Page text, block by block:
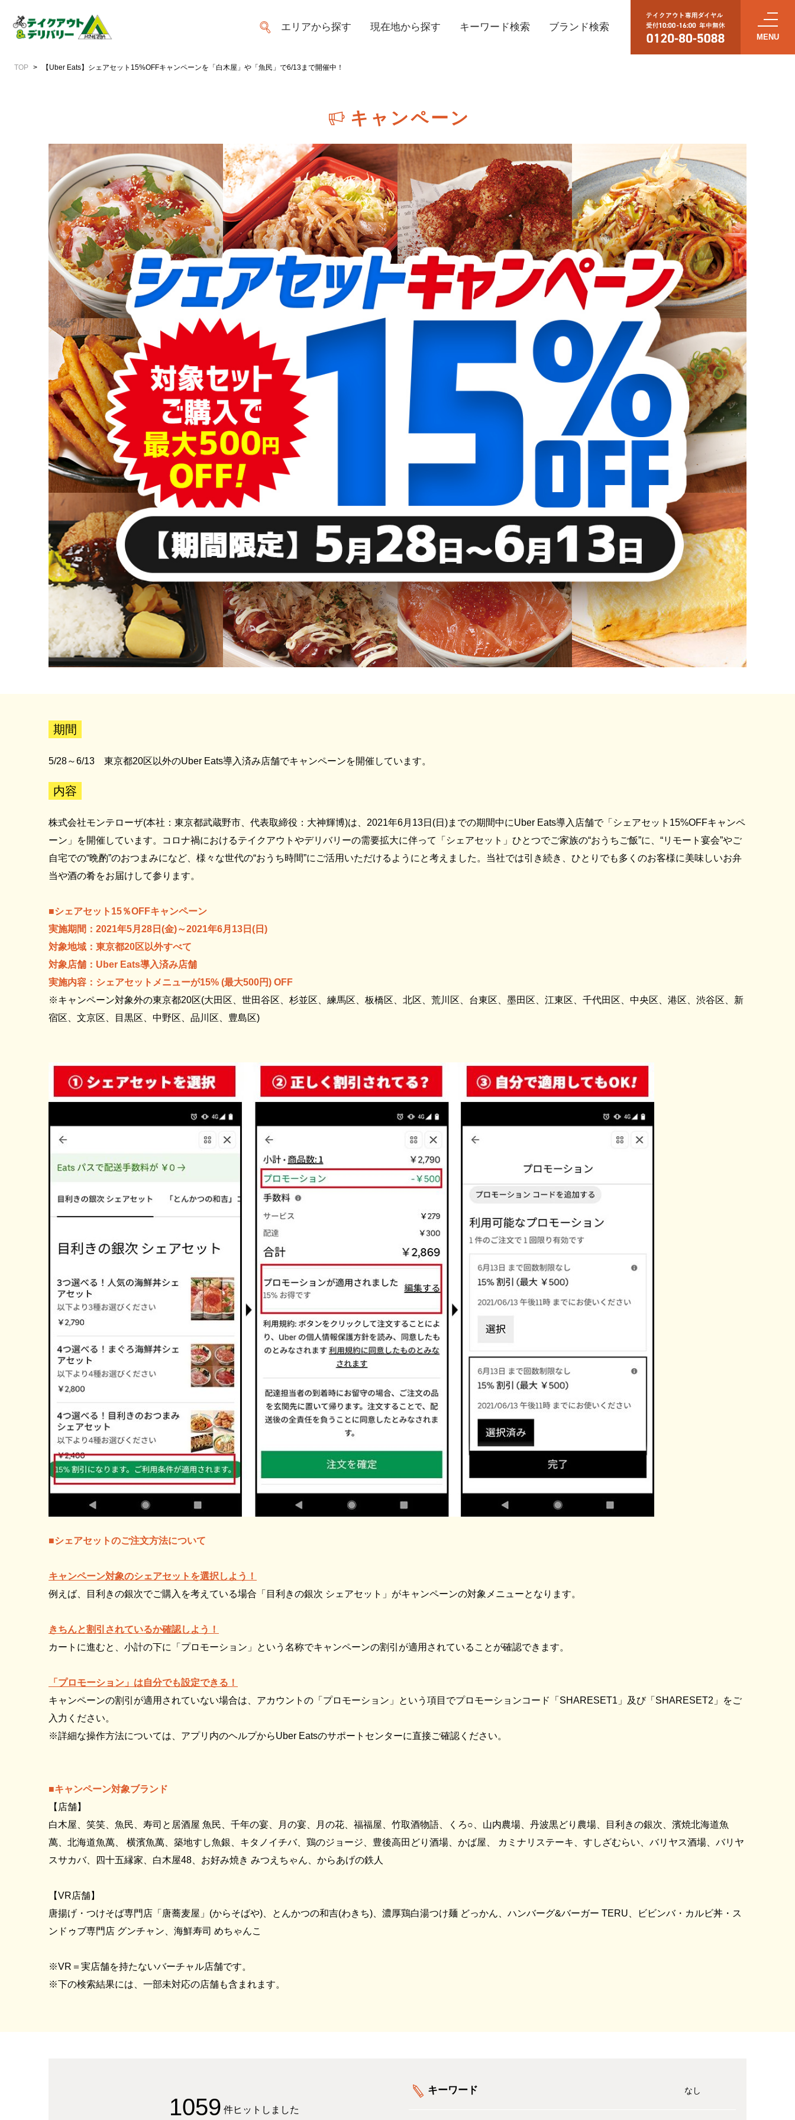
エリアから探す 現在地から探す キーワード検索 ブランド検索
TOP 【Uber Eats】シェアセット15%OFFキャンペーンを「白木屋」や「魚民」で6/13まで開催中！
キャンペーン
期間
5/28～6/13 東京都20区以外のUber Eats導入済み店舗でキャンペーンを開催しています。
内容
株式会社モンテローザ(本社：東京都武蔵野市、代表取締役：大神輝博)は、2021年6月13日(日)までの期間中にUber Eats導入店舗で「シェアセット15%OFFキャンペ
ーン」を開催しています。コロナ禍におけるテイクアウトやデリバリーの需要拡大に伴って「シェアセット」ひとつでご家族の“おうちご飯”に、“リモート宴会”やご
自宅での“晩酌”のおつまみになど、様々な世代の“おうち時間”にご活用いただけるようにと考えました。当社では引き続き、ひとりでも多くのお客様に美味しいお弁
当や酒の肴をお届けして参ります。
■シェアセット15％OFFキャンペーン
実施期間：2021年5月28日(金)～2021年6月13日(日)
対象地域：東京都20区以外すべて
対象店舗：Uber Eats導入済み店舗
実施内容：シェアセットメニューが15% (最大500円) OFF
※キャンペーン対象外の東京都20区(大田区、世田谷区、杉並区、練馬区、板橋区、北区、荒川区、台東区、墨田区、江東区、千代田区、中央区、港区、渋谷区、新
宿区、文京区、目黒区、中野区、品川区、豊島区)
■シェアセットのご注文方法について
キャンペーン対象のシェアセットを選択しよう！
例えば、目利きの銀次でご購入を考えている場合「目利きの銀次 シェアセット」がキャンペーンの対象メニューとなります。
きちんと割引されているか確認しよう！
カートに進むと、小計の下に「プロモーション」という名称でキャンペーンの割引が適用されていることが確認できます。
「プロモーション」は自分でも設定できる！
キャンペーンの割引が適用されていない場合は、アカウントの「プロモーション」という項目でプロモーションコード「SHARESET1」及び「SHARESET2」をご
入力ください。
※詳細な操作方法については、アプリ内のヘルプからUber Eatsのサポートセンターに直接ご確認ください。
■キャンペーン対象ブランド
【店舗】
白木屋、笑笑、魚民、寿司と居酒屋 魚民、千年の宴、月の宴、月の花、福福屋、竹取酒物語、くろ○、山内農場、丹波黒どり農場、目利きの銀次、濱焼北海道魚
萬、北海道魚萬、 横濱魚萬、築地すし魚銀、キタノイチバ、鶏のジョージ、豊後高田どり酒場、かば屋、 カミナリステーキ、すしざむらい、バリヤス酒場、バリヤ
スサカバ、四十五縁家、白木屋48、お好み焼き みつえちゃん、からあげの鉄人
【VR店舗】
唐揚げ・つけそば専門店「唐蕎麦屋」(からそばや)、とんかつの和吉(わきち)、濃厚鶏白湯つけ麺 どっかん、ハンバーグ&バーガー TERU、ビビンバ・カルビ丼・ス
ンドゥブ専門店 グンチャン、海鮮寿司 めちゃんこ
※VR＝実店舗を持たないバーチャル店舗です。
※下の検索結果には、一部未対応の店舗も含まれます。
1059 件ヒットしました
キーワード なし